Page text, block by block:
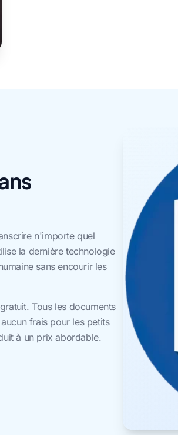
n'importe quel
la dernière technologie
sans encourir les
Tous les documents
frais pour les petits
à un prix abordable.